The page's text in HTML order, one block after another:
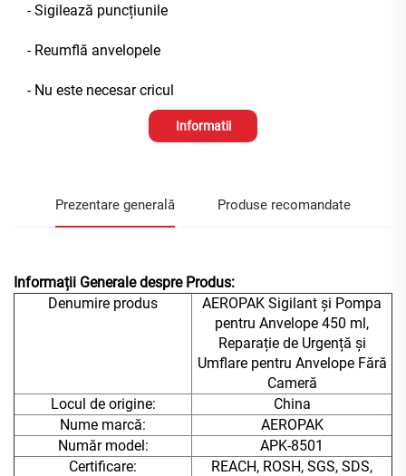
- Sigilează puncțiunile
- Reumflă anvelopele
- Nu este necesar cricul
Informatii
Prezentare generală Produse recomandate
Informații Generale despre Produs:
Denumire produs
AEROPAK Sigilant și Pompa
pentru Anvelope 450 ml,
Reparație de Urgență și
Umflare pentru Anvelope Fără
Cameră
Locul de origine:
China
Nume marcă:
AEROPAK
Număr model:
APK-8501
Certificare:
REACH, ROSH, SGS, SDS,